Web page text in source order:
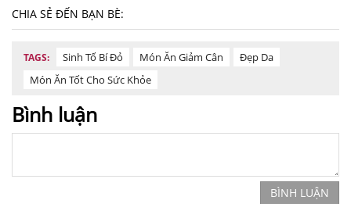
CHIA SẺ ĐẾN BẠN BÈ:
TAGS: Sinh Tố Bí Đỏ Món Ăn Giảm Cân
Đẹp Da
Món Ăn Tốt Cho Sức Khỏe
Bình luận
BÌNH LUẬN